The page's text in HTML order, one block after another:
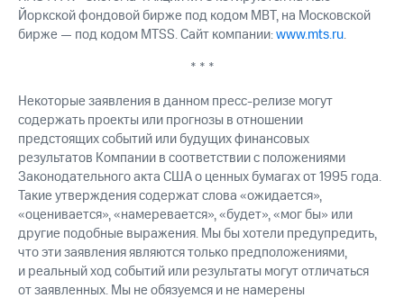
Йоркской фондовой бирже под кодом MBT, на Московской
бирже — под кодом MTSS. Сайт компании:www.mts.ru.
* * *
Некоторые заявления в данном пресс-релизе могут
содержать проекты или прогнозы в отношении
предстоящих событий или будущих финансовых
результатов Компании в соответствии с положениями
Законодательного акта США о ценных бумагах от 1995 года.
Такие утверждения содержат слова «ожидается»,
«оценивается», «намеревается», «будет», «мог бы» или
другие подобные выражения. Мы бы хотели предупредить,
что эти заявления являются только предположениями,
и реальный ход событий или результаты могут отличаться
от заявленных. Мы не обязуемся и не намерены